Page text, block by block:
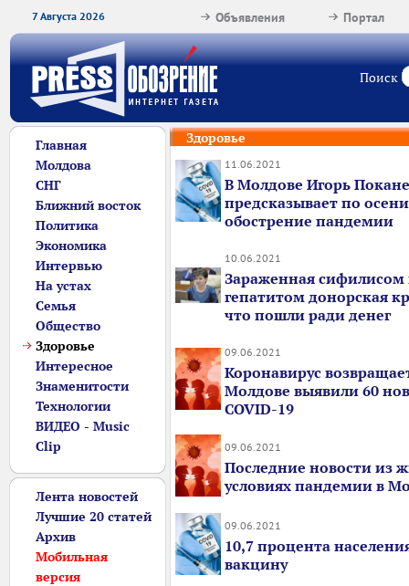
7 Августа 2026 Портал
Объявления
Поиск
Главная
Молдова
СНГ
Ближний восток
Политика
Экономика
Интервью
На устах
Семья
Общество
Здоровье
Интересное
Знаменитости
Технологии
ВИДЕО - Music
Clip
Лента новостей
Лучшие 20 статей
Архив
Мобильная
версия
Здоровье
11.06.2021
В Молдове Игорь
предсказывает по осени
обострение пандемии
10.06.2021
Зараженная сифилисом
гепатитом донорская
что пошли ради денег
09.06.2021
Коронавирус
Молдове выявили 60
COVID-19
09.06.2021
Последние новости из
условиях пандемии в
09.06.2021
10,7 процента
вакцину